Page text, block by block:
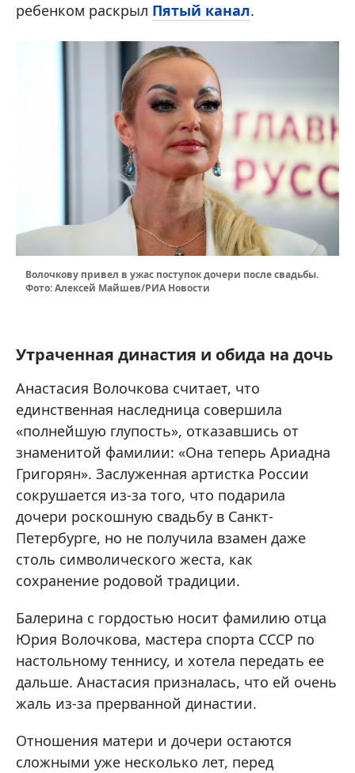
ребенком раскрыл Пятый канал.
Волочкову привел в ужас поступок дочери после свадьбы.
Фото: Алексей Майшев/РИА Новости
Утраченная династия и обида на дочь
Анастасия Волочкова считает, что
единственная наследница совершила
«полнейшую глупость», отказавшись от
знаменитой фамилии: «Она теперь Ариадна
Григорян». Заслуженная артистка России
сокрушается из-за того, что подарила
дочери роскошную свадьбу в Санкт-
Петербурге, но не получила взамен даже
столь символического жеста, как
сохранение родовой традиции.
Балерина с гордостью носит фамилию отца
Юрия Волочкова, мастера спорта СССР по
настольному теннису, и хотела передать ее
дальше. Анастасия призналась, что ей очень
жаль из-за прерванной династии.
Отношения матери и дочери остаются
сложными уже несколько лет, перед